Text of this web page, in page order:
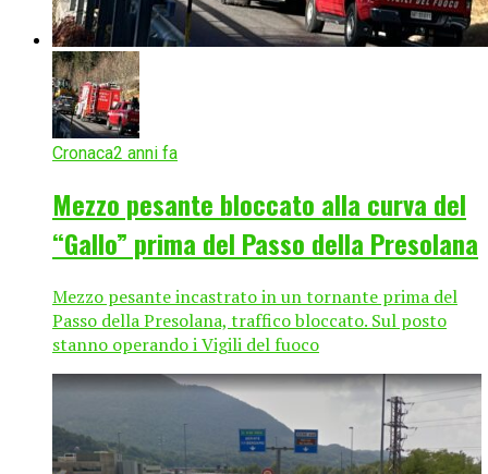
Cronaca2 anni fa
Mezzo pesante bloccato alla curva del
“Gallo” prima del Passo della Presolana
Mezzo pesante incastrato in un tornante prima del
Passo della Presolana, traffico bloccato. Sul posto
stanno operando i Vigili del fuoco